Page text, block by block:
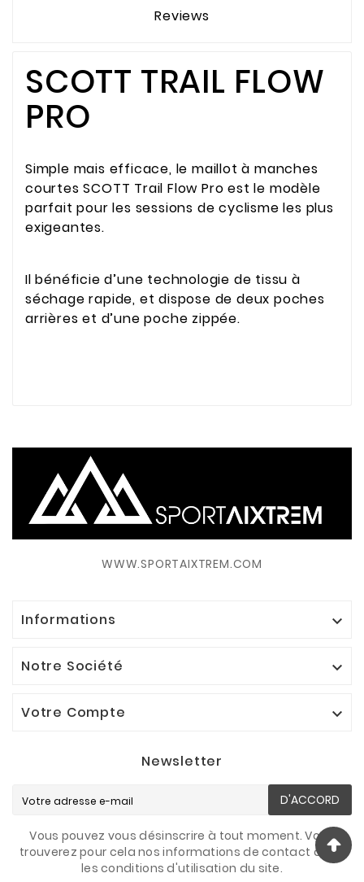
Reviews
SCOTT TRAIL FLOW
PRO
Simple mais efficace, le maillot à manches
courtes SCOTT Trail Flow Pro est le modèle
parfait pour les sessions de cyclisme les plus
exigeantes.
Il bénéficie d’une technologie de tissu à
séchage rapide, et dispose de deux poches
arrières et d’une poche zippée.
WWW.SPORTAIXTREM.COM
Informations 
Notre Société 
Votre Compte 
Newsletter
D'ACCORD
Vous pouvez vous désinscrire à tout moment. Vous
trouverez pour cela nos informations de contact dans
les conditions d'utilisation du site.